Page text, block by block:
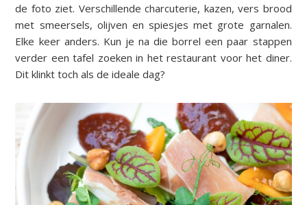
de foto ziet. Verschillende charcuterie, kazen, vers brood
met smeersels, olijven en spiesjes met grote garnalen.
Elke keer anders. Kun je na die borrel een paar stappen
verder een tafel zoeken in het restaurant voor het diner.
Dit klinkt toch als de ideale dag?